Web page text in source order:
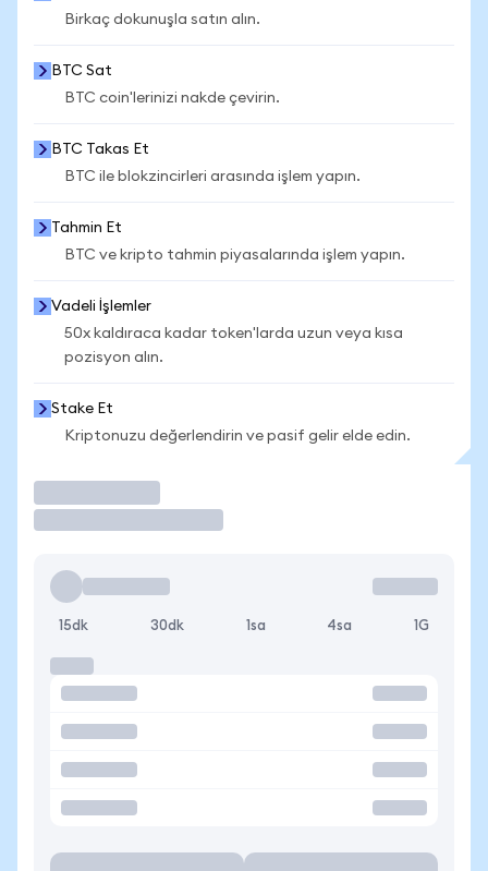
Birkaç dokunuşla satın alın.
BTC Sat
BTC coin'lerinizi nakde çevirin.
BTC Takas Et
BTC ile blokzincirleri arasında işlem yapın.
Tahmin Et
BTC ve kripto tahmin piyasalarında işlem yapın.
Vadeli İşlemler
50x kaldıraca kadar token'larda uzun veya kısa
pozisyon alın.
Stake Et
Kriptonuzu değerlendirin ve pasif gelir elde edin.
15dk 30dk 1sa 4sa 1G